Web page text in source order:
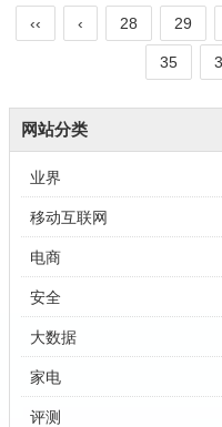
‹‹ ‹ 28 29
35
网站分类
业界
移动互联网
电商
安全
大数据
家电
评测